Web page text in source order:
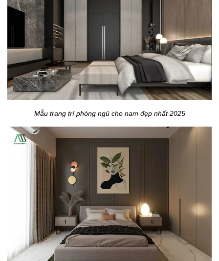
Mẫu trang trí phòng ngủ cho nam đẹp nhất 2025